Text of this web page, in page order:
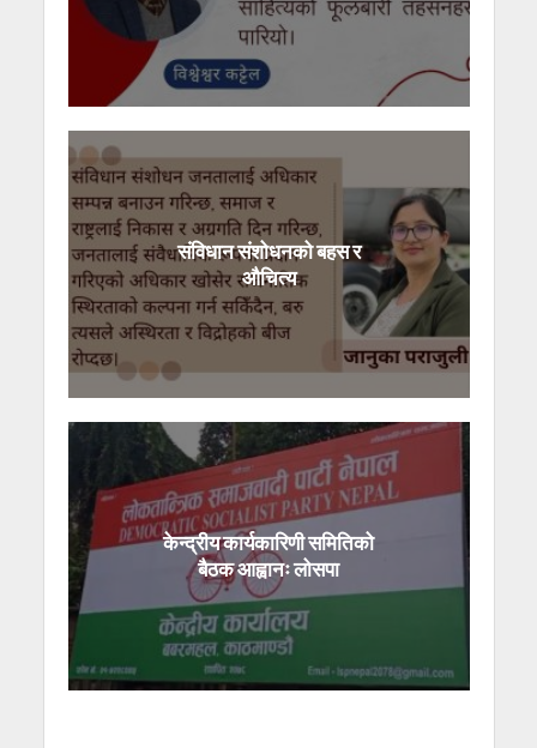
संविधान संशोधनको बहस र
औचित्य
केन्द्रीय कार्यकारिणी समितिको
बैठक आह्वानः लोसपा